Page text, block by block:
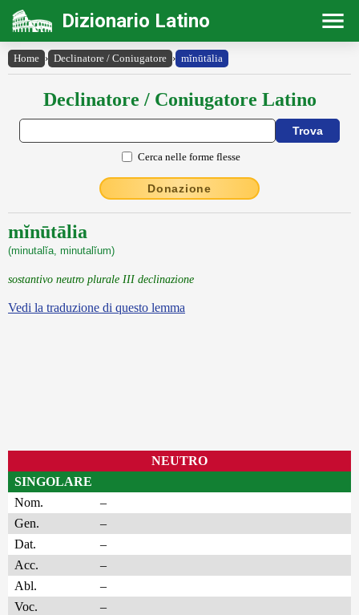
Dizionario Latino
Home › Declinatore / Coniugatore › mĭnūtālia
Declinatore / Coniugatore Latino
Cerca nelle forme flesse
Donazione
mĭnūtālia
(minutalĭa, minutalĭum)
sostantivo neutro plurale III declinazione
Vedi la traduzione di questo lemma
NEUTRO
SINGOLARE
Nom.
–
Gen.
–
Dat.
–
Acc.
–
Abl.
–
Voc.
–